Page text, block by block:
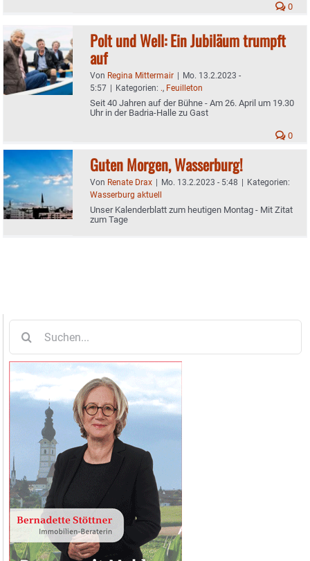
0
Polt und Well: Ein Jubiläum trumpft
auf
Von Regina Mittermair | Mo. 13.2.2023 -
5:57 | Kategorien: ., Feuilleton
Seit 40 Jahren auf der Bühne - Am 26. April um 19.30
Uhr in der Badria-Halle zu Gast
0
Guten Morgen, Wasserburg!
Von Renate Drax | Mo. 13.2.2023 - 5:48 | Kategorien:
Wasserburg aktuell
Unser Kalenderblatt zum heutigen Montag - Mit Zitat
zum Tage
nach: